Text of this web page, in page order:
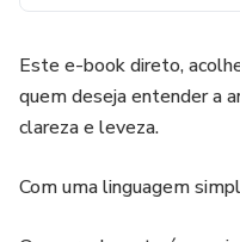
Este e-book direto,
quem deseja entender a
clareza e leveza.
Com uma linguagem